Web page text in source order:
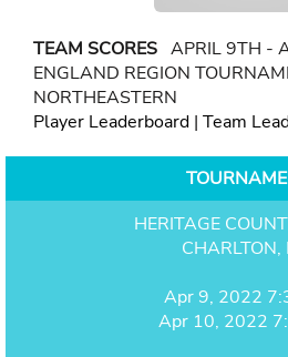
TEAM SCORES APRIL 9TH -
ENGLAND REGION
NORTHEASTERN
Player Leaderboard | Team
HERITAGE
Apr 9, 2022
Apr 10, 2022